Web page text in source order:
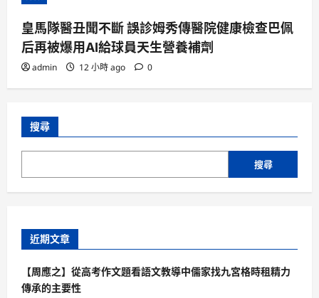
皇馬隊醫丑聞不斷 誤診姆秀傳醫院健康檢查巴佩
后再被爆用AI給球員天生營養補劑
admin 12 小時 ago 0
搜尋
搜尋
近期文章
【周應之】從高考作文題看語文教導中儒家找九宮格時租精力
傳承的主要性